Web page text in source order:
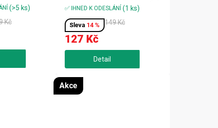
(>5 ks)
Kč
a
10 ks
rtuti a
dodají...
✅ IHNED K ODESLÁNÍ (1 ks)
14 %
127 Kč
149 Kč
nízkou spotřebu (hodiny,
ovladače, rádia),dlouhá výdrž a
spolehlivý výkon,výhodné
baleníEnergy 4103229132
Baterie AAA, 12 ks – spolehlivá...
Akce